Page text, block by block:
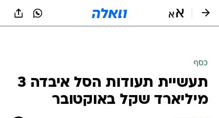
מיליארד שקל באוקטובר
שרית מנחם
4.11.2008 / 5:00